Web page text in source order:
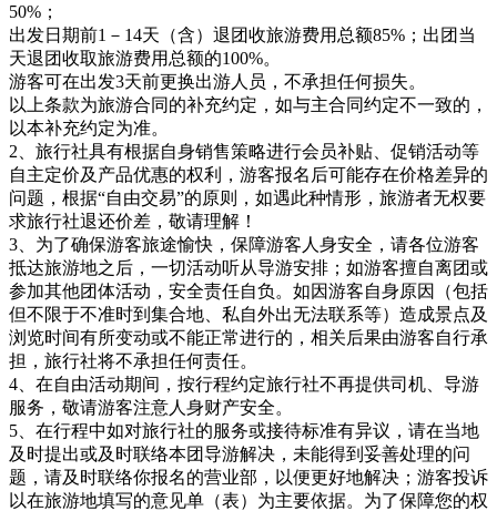
50%；
出发日期前1－14天（含）退团收旅游费用总额85%；出团当
天退团收取旅游费用总额的100%。
游客可在出发3天前更换出游人员，不承担任何损失。
以上条款为旅游合同的补充约定，如与主合同约定不一致的，
以本补充约定为准。
2、旅行社具有根据自身销售策略进行会员补贴、促销活动等
自主定价及产品优惠的权利，游客报名后可能存在价格差异的
问题，根据“自由交易”的原则，如遇此种情形，旅游者无权要
求旅行社退还价差，敬请理解！
3、为了确保游客旅途愉快，保障游客人身安全，请各位游客
抵达旅游地之后，一切活动听从导游安排；如游客擅自离团或
参加其他团体活动，安全责任自负。如因游客自身原因（包括
但不限于不准时到集合地、私自外出无法联系等）造成景点及
浏览时间有所变动或不能正常进行的，相关后果由游客自行承
担，旅行社将不承担任何责任。
4、在自由活动期间，按行程约定旅行社不再提供司机、导游
服务，敬请游客注意人身财产安全。
5、在行程中如对旅行社的服务或接待标准有异议，请在当地
及时提出或及时联络本团导游解决，未能得到妥善处理的问
题，请及时联络你报名的营业部，以便更好地解决；游客投诉
以在旅游地填写的意见单（表）为主要依据。为了保障您的权